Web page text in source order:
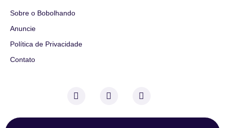
Sobre o Bobolhando
Anuncie
Política de Privacidade
Contato